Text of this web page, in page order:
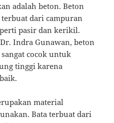
adalah beton. Beton
dari campuran
pasir dan kerikil.
Indra Gunawan, beton
cocok untuk
tinggi karena
material
Bata terbuat dari